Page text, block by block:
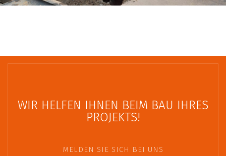
WIR HELFEN IHNEN BEIM BAU IHRES
PROJEKTS!
MELDEN SIE SICH BEI UNS